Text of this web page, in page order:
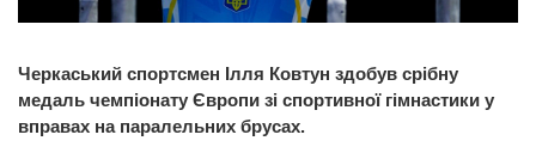
Черкаський спортсмен Ілля Ковтун здобув срібну
медаль чемпіонату Європи зі спортивної гімнастики у
вправах на паралельних брусах.